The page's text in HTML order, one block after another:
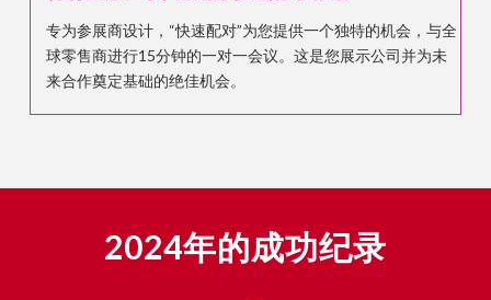
专为参展商设计，“快速配对”为您提供一个独特的机会，与全
球零售商进行15分钟的一对一会议。这是您展示公司并为未
来合作奠定基础的绝佳机会。
2024年的成功纪录